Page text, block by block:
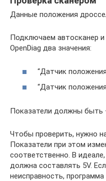
Данные положения
Подключаем автосканер
OpenDiag два значения:
“Датчик
“Датчик
Показатели должны быть
Чтобы проверить, нужно
Показатели при этом
соответственно. В
должна составлять 5V.
неисправность,